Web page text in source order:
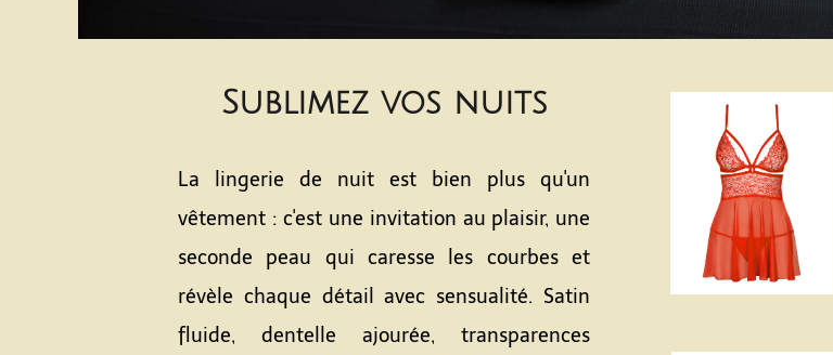
Sublimez vos nuits
La lingerie de nuit est bien plus qu'un
vêtement : c'est une invitation au plaisir, une
seconde peau qui caresse les courbes et
révèle chaque détail avec sensualité. Satin
fluide, dentelle ajourée, transparences